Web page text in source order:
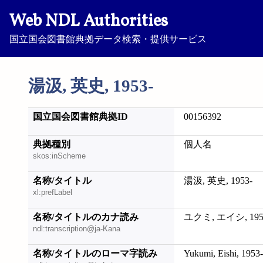
Web NDL Authorities
国立国会図書館典拠データ検索・提供サービス
湯汲, 英史, 1953-
国立国会図書館典拠ID 00156392
典拠種別
skos:inScheme
個人名
名称/タイトル
xl:prefLabel
湯汲, 英史, 1953-
名称/タイトルのカナ読み
ndl:transcription@ja-Kana
ユクミ, エイシ,
名称/タイトルのローマ字読み Yukumi, Eishi, 1953-